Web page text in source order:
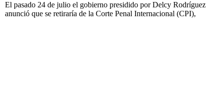
El pasado 24 de julio el gobierno presidido por Delcy Rodríguez
anunció que se retiraría de la Corte Penal Internacional (CPI),